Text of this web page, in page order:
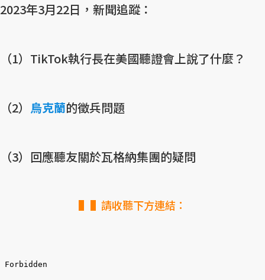
2023年3月22日，新聞追蹤：
（1）TikTok執行長在美國聽證會上說了什麼？
（2） 烏克蘭的徵兵問題
（3）回應聽友關於瓦格納集團的疑問
▌請收聽下方連結：